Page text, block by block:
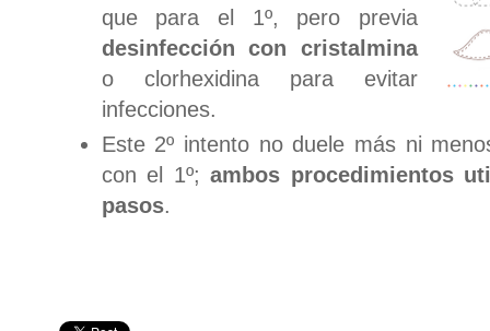
que para el 1º, pero previa
desinfección con cristalmina
o clorhexidina para evitar
infecciones.
Este 2º intento no duele más ni
con el 1º;ambos procedimientos
pasos.